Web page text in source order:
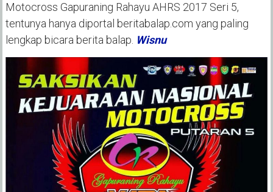
Motocross Gapuraning Rahayu AHRS 2017 Seri 5,
tentunya hanya diportal beritabalap.com yang paling
lengkap bicara berita balap. Wisnu